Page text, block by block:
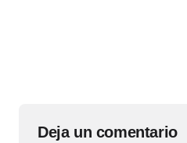
Deja un comentario